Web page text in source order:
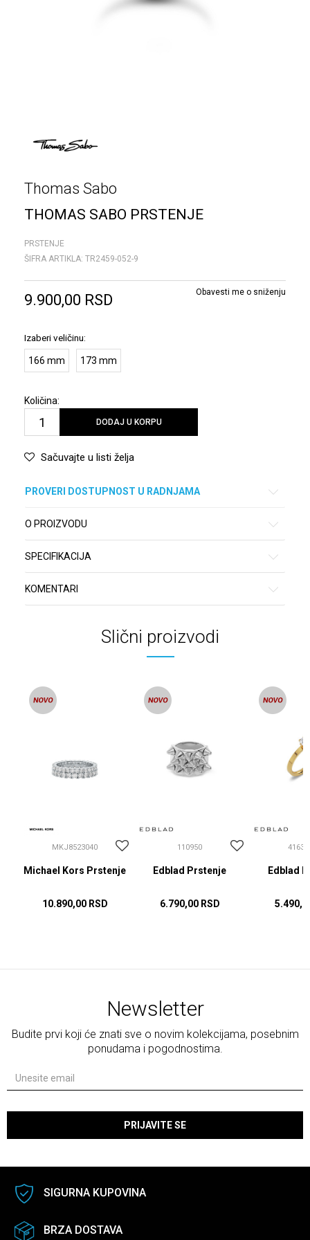
Thomas Sabo
THOMAS SABO PRSTENJE
PRSTENJE
ŠIFRA ARTIKLA: TR2459-052-9
9.900,00 RSD Obavesti me o sniženju
Izaberi veličinu:
166 mm 173 mm
Količina:
DODAJ U KORPU
Sačuvajte u listi želja
PROVERI DOSTUPNOST U RADNJAMA
O PROIZVODU
SPECIFIKACIJA
KOMENTARI
Slični proizvodi
MKJ8523040
Michael Kors Prstenje
10.890,00 RSD
110950
Edblad Prstenje
6.790,00 RSD
Edblad
Newsletter
Budite prvi koji će znati sve o novim kolekcijama, posebnim
ponudama i pogodnostima.
PRIJAVITE SE
SIGURNA KUPOVINA
BRZA DOSTAVA